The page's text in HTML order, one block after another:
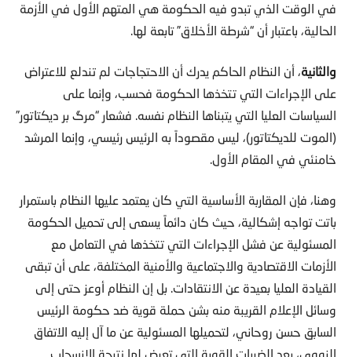
في الوقت الذي تبدو فيه الحكومة هي المتهم الأول في الأزمة
الحالية، باعتبار أن “شرطة الأخلاق” تابعة لها.
والثانية، أن النظام الحاكم يدرك أن الاحتجاجات لم تندلع للاعتراض
على الإجراءات التي تتخذها الحكومة فحسب، وإنما على
السياسات العليا التي يتبناها النظام نفسه. فشعار “مرگ بر ديكتاتور”
(الموت للديكتاتور)، ليس مقصوداً به الرئيس رئيسي، وإنما المرشد
خامنئي في المقام الأول.
وهنا، فإن المقاربة الأساسية التي كان يعتمد عليها النظام باستمرار
باتت تواجه إشكالية، حيث كان دائماً يسعى إلى تحميل الحكومة
المسئولية عن فشل الإجراءات التي تتخذها في التعامل مع
الأزمات الاقتصادية والاجتماعية والأمنية المختلفة، على أن تبقى
القيادة العليا بعيدة عن الانتقادات. بل إن النظام أوعز حتى إلى
وسائل الإعلام القريبة منه بشن حملة قوية ضد حكومة الرئيس
السابق حسن روحاني، لتحميلها المسئولية عن ما آل إليه الاتفاق
النووي، بعد الضربات القوية التي تعرض لها نتيجة الانسحاب